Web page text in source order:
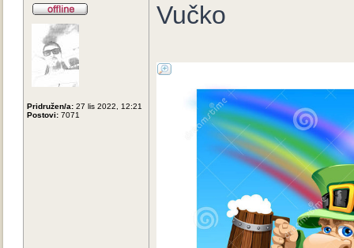
Pridružen/a: 27 lis 2022, 12:21
Postovi: 7071
Vučko